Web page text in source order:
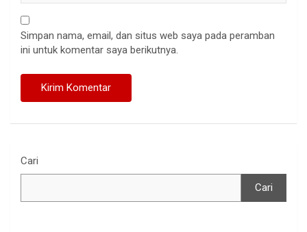
Simpan nama, email, dan situs web saya pada peramban
ini untuk komentar saya berikutnya.
Cari
Cari